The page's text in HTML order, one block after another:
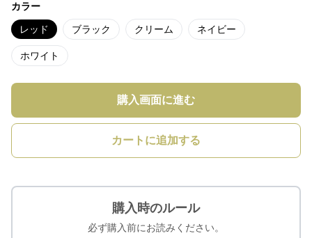
カラー
レッド ブラック クリーム ネイビー
ホワイト
購入画面に進む
カートに追加する
購入時のルール
必ず購入前にお読みください。